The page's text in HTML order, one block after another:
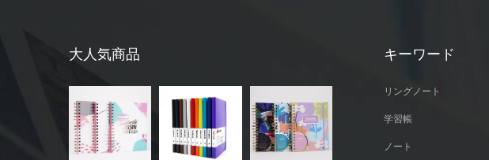
大人気商品 キーワード
リングノート
学習帳
ノート